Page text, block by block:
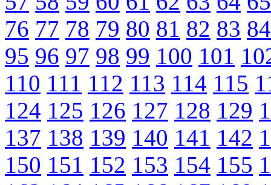
76 77 78 79 80 81 82 83 84
95 96 97 98 99 100 101
110 111 112 113 114 115
124 125 126 127 128 129
137 138 139 140 141 142
150 151 152 153 154 155